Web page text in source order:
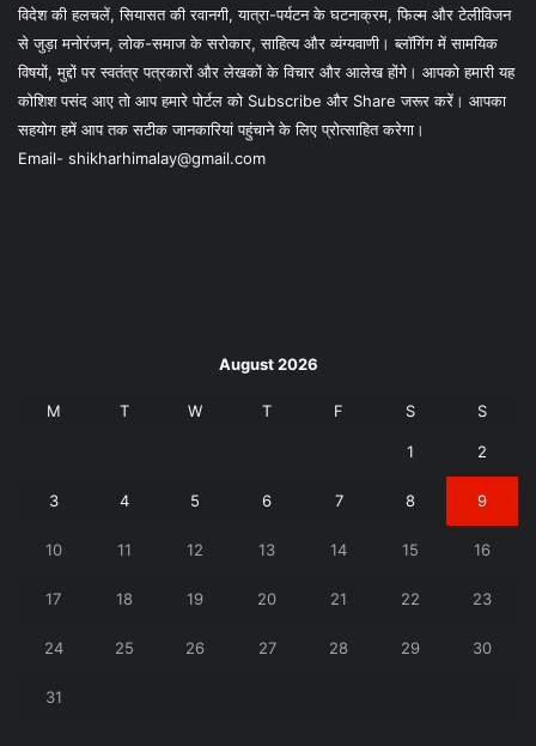
विदेश की हलचलें, सियासत की रवानगी, यात्रा-पर्यटन के घटनाक्रम, फिल्म और टेलीविजन
से जुड़ा मनोरंजन, लोक-समाज के सरोकार, साहित्य और व्यंग्यवाणी। ब्लॉगिंग में सामयिक
विषयों, मुद्दों पर स्वतंत्र पत्रकारों और लेखकों के विचार और आलेख होंगे। आपको हमारी यह
कोशिश पसंद आए तो आप हमारे पोर्टल को Subscribe और Share जरूर करें। आपका
सहयोग हमें आप तक सटीक जानकारियां पहुंचाने के लिए प्रोत्साहित करेगा।
Email- shikharhimalay@gmail.com
August 2026
M T W T F S S
1 2
3 4 5 6 7 8 9
10 11 12 13 14 15 16
17 18 19 20 21 22 23
24 25 26 27 28 29 30
31